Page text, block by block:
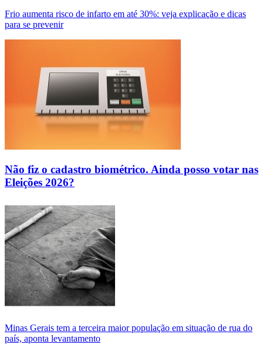
Frio aumenta risco de infarto em até 30%: veja explicação e dicas
para se prevenir
Não fiz o cadastro biométrico. Ainda posso votar nas
Eleições 2026?
Minas Gerais tem a terceira maior população em situação de rua do
país, aponta levantamento